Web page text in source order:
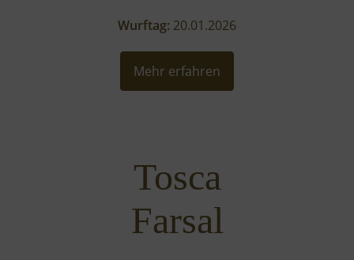
Wurftag: 20.01.2026
Mehr erfahren
Tosca
Farsal